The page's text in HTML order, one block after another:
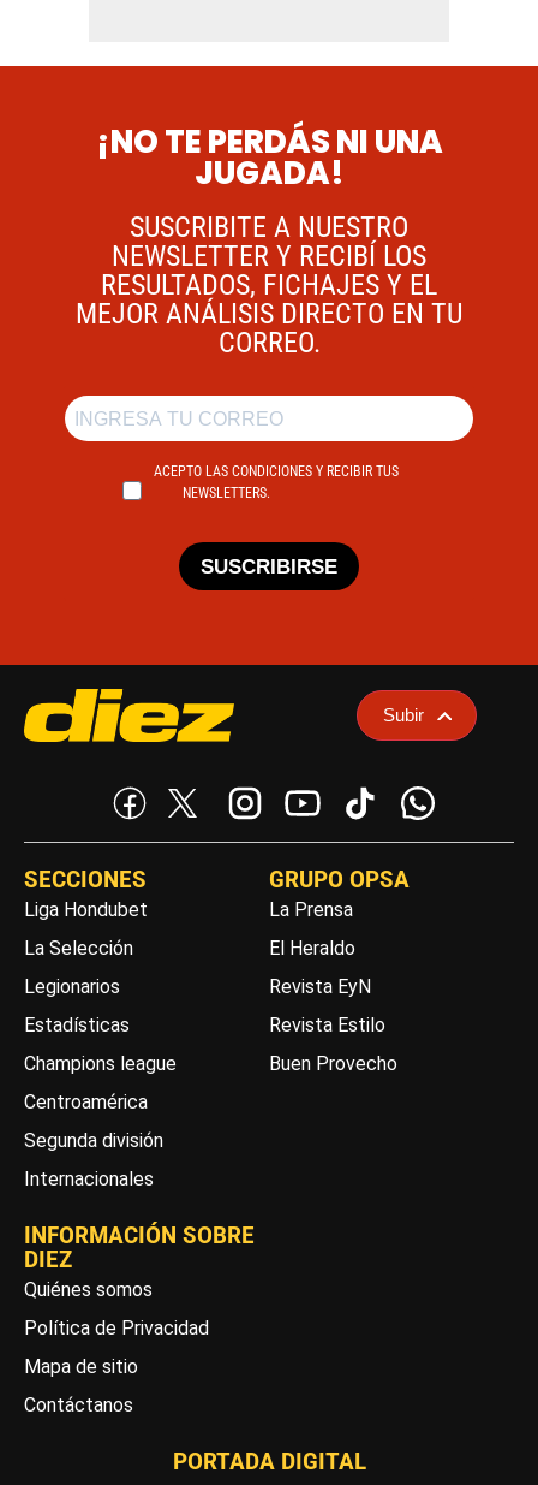
¡NO TE PERDÁS NI UNA
JUGADA!
SUSCRIBITE A NUESTRO
NEWSLETTER Y RECIBÍ LOS
RESULTADOS, FICHAJES Y EL
MEJOR ANÁLISIS DIRECTO EN TU
CORREO.
ACEPTO LAS CONDICIONES Y RECIBIR TUS
NEWSLETTERS.
SUSCRIBIRSE
Subir
SECCIONES
Liga Hondubet
La Selección
Legionarios
Estadísticas
Champions league
Centroamérica
Segunda división
Internacionales
GRUPO OPSA
La Prensa
El Heraldo
Revista EyN
Revista Estilo
Buen Provecho
INFORMACIÓN SOBRE
DIEZ
Quiénes somos
Política de Privacidad
Mapa de sitio
Contáctanos
PORTADA DIGITAL